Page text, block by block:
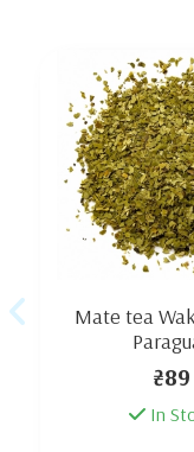
Mate tea
₴89
In